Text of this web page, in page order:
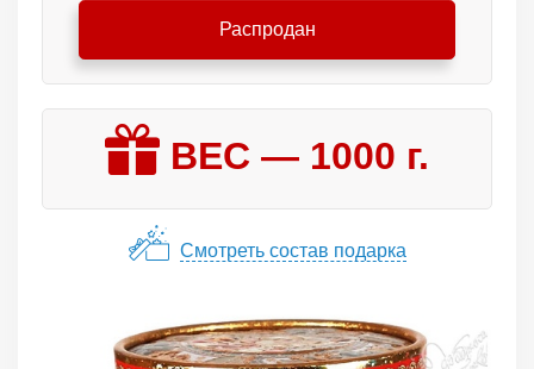
Распродан
ВЕС — 1000 г.
Смотреть состав подарка